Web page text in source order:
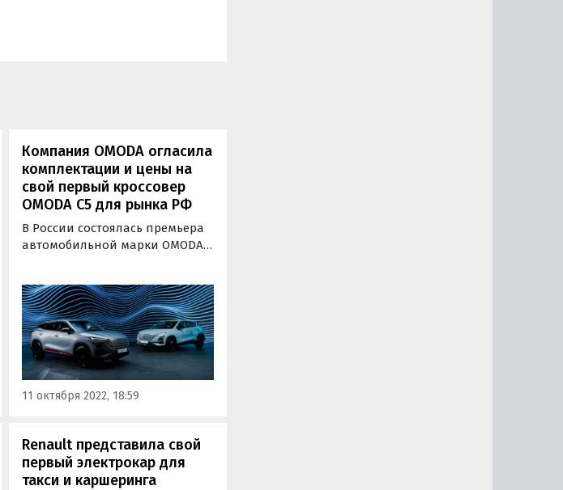
Компания OMODA огласила
комплектации и цены на
свой первый кроссовер
OMODA C5 для рынка РФ
В России состоялась премьера
автомобильной марки OMODA
прошла в онлайн-формате
при участии автомобильного
эксперта и телеведущего
Евгения Покровского и
олимпийской чемпионки по
фигурному катанию…
11 октября 2022, 18:59
Renault представила свой
первый электрокар для
такси и каршеринга